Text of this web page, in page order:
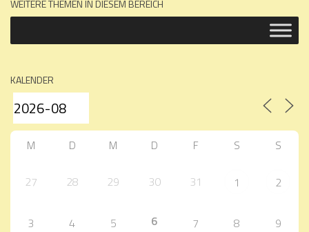
WEITERE THEMEN IN DIESEM BEREICH
KALENDER
M D M D F S S
27 28 29 30 31 1 2
3 4 5 6 7 8 9